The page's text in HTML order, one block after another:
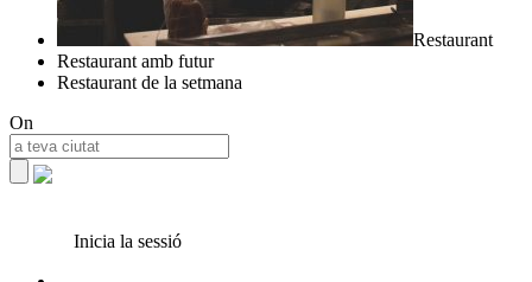
Restaurant
Restaurant amb futur
Restaurant de la setmana
On
Inicia la sessió